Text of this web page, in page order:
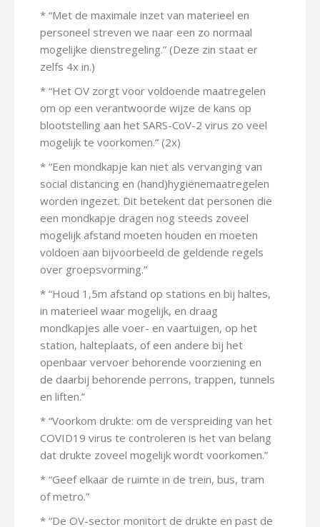
* “Met de maximale inzet van materieel en
personeel streven we naar een zo normaal
mogelijke dienstregeling.” (Deze zin staat er
zelfs 4x in.)
* “Het OV zorgt voor voldoende maatregelen
om op een verantwoorde wijze de kans op
blootstelling aan het SARS-CoV-2 virus zo veel
mogelijk te voorkomen.” (2x)
* “Een mondkapje kan niet als vervanging van
social distancing en (hand)hygiënemaatregelen
worden ingezet. Dit betekent dat personen die
een mondkapje dragen nog steeds zoveel
mogelijk afstand moeten houden en moeten
voldoen aan bijvoorbeeld de geldende regels
over groepsvorming.”
* “Houd 1,5m afstand op stations en bij haltes,
in materieel waar mogelijk, en draag
mondkapjes alle voer- en vaartuigen, op het
station, halteplaats, of een andere bij het
openbaar vervoer behorende voorziening en
de daarbij behorende perrons, trappen, tunnels
en liften.”
* “Voorkom drukte: om de verspreiding van het
COVID19 virus te controleren is het van belang
dat drukte zoveel mogelijk wordt voorkomen.”
* “Geef elkaar de ruimte in de trein, bus, tram
of metro.”
* “De OV-sector monitort de drukte en past de